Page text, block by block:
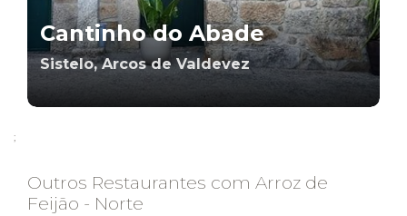
Cantinho do Abade
Sistelo, Arcos de Valdevez
;
Outros Restaurantes com Arroz de
Feijão - Norte